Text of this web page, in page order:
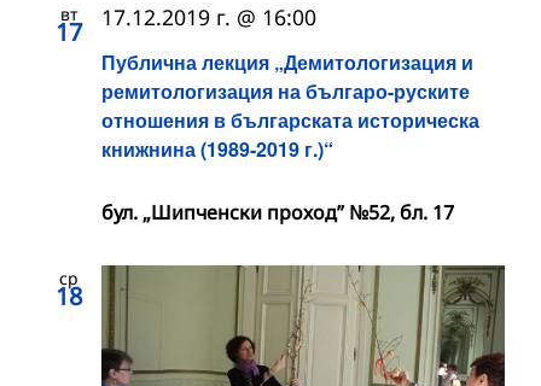
вт
17
Публична лекция „Демитологизация и
ремитологизация на българо-руските
отношения в българската историческа
книжнина (1989-2019 г.)“
17.12.2019 г. @ 16:00
бул. „Шипченски проход” №52, бл. 17
ср
18